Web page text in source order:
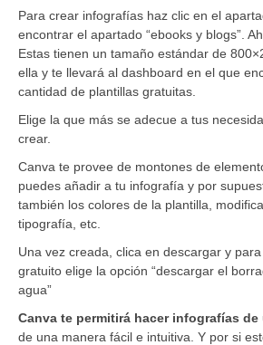
Para crear infografías haz clic en el
encontrar el apartado “ebooks y blogs”.
Estas tienen un tamaño estándar de
ella y te llevará al dashboard en el que
cantidad de plantillas gratuitas.
Elige la que más se adecue a tus
crear.
Canva te provee de montones de
puedes añadir a tu infografía y por
también los colores de la plantilla,
tipografía, etc.
Una vez creada, clica en descargar y
gratuito elige la opción “descargar el
agua”
Canva te permitirá hacer infografías
de una manera fácil e intuitiva. Y por si